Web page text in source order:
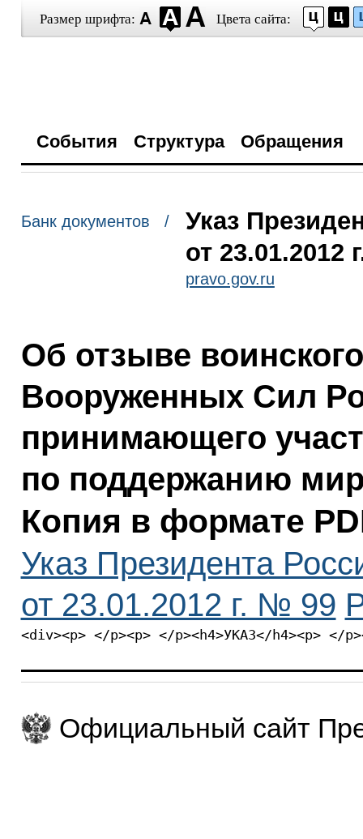
Размер шрифта: Цвета сайта:
События Структура Обращения
Банк документов /
Указ
от 23.01.2012
pravo.gov.ru
Об отзыве
Вооруженных Сил
принимающего
по поддержанию
Копия в формате
Указ Президента
от 23.01.2012 г. № 99
<div><p> </p><p> </p><h4>УКАЗ</h4><p> </
Официальный сайт